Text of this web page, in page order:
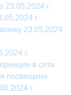
23.05.2024 г.
г.
23.05.2024
г.
в сети
посвещена
г.